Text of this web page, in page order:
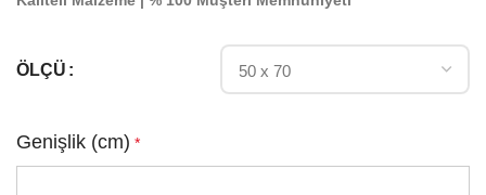
ÖLÇÜ
Genişlik (cm) *